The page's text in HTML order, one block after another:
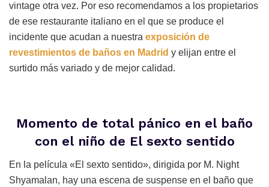
vintage otra vez. Por eso recomendamos a los propietarios
de ese restaurante italiano en el que se produce el
incidente que acudan a nuestra exposición de
revestimientos de baños en Madrid y elijan entre el
surtido más variado y de mejor calidad.
Momento de total pánico en el baño
con el niño de El sexto sentido
En la película «El sexto sentido», dirigida por M. Night
Shyamalan, hay una escena de suspense en el baño que